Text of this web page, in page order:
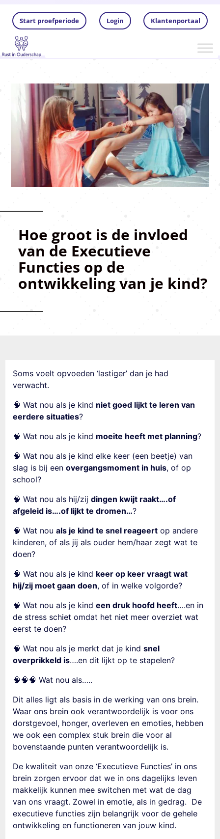
Klantenportaal
Login
Start proefperiode
Hoe groot is de invloed
van de Executieve
Functies op de
ontwikkeling van je kind?
Soms voelt opvoeden ‘lastiger’ dan je had
verwacht.
🧠 Wat nou als je kind niet goed lijkt te leren van
eerdere situaties?
🧠 Wat nou als je kind moeite heeft met planning?
🧠 Wat nou als je kind elke keer (een beetje) van
slag is bij eenovergangsmoment in huis, of op
school?
🧠 Wat nou als hij/zijdingen kwijt raakt….of
afgeleid is….of lijkt te dromen…?
🧠 Wat nouals je kind te snel reageert op andere
kinderen, of als jij als ouder hem/haar zegt wat te
doen?
🧠 Wat nou als je kind keer op keer vraagt wat
hij/zij moet gaan doen, of in welke volgorde?
🧠 Wat nou als je kindeen druk hoofd heeft….en in
de stress schiet omdat het niet meer overziet wat
eerst te doen?
🧠 Wat nou als je merkt dat je kindsnel
overprikkeld is….en dit lijkt op te stapelen?
🧠🧠🧠 Wat nou als…..
Dit alles ligt als basis in de werking van ons brein.
Waar ons brein ook verantwoordelijk is voor ons
dorstgevoel, honger, overleven en emoties, hebben
we ook een complex stuk brein die voor al
bovenstaande punten verantwoordelijk is.
De kwaliteit van onze ‘Executieve Functies’ in ons
brein zorgen ervoor dat we in ons dagelijks leven
makkelijk kunnen mee switchen met wat de dag
van ons vraagt. Zowel in emotie, als in gedrag. De
executieve functies zijn belangrijk voor de gehele
ontwikkeling en functioneren van jouw kind.